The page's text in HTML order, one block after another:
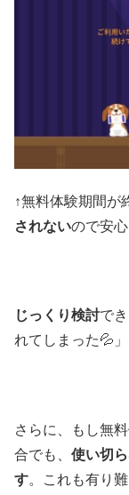
↑無料体験期間が
されないので安心
じっくり検討で
れてしまった💦
さらに、もし無
合でも、 使い切
す。これも有り難